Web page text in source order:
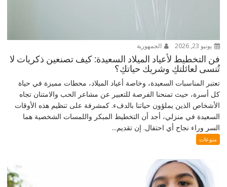
يونيو 23, 2026 الجمهورية
فن التخطيط لأعياد الميلاد السعيدة: كيف تصنعين ذكريات لا
تُنسى لعائلتكِ وشريك حياتكِ؟
تعتبر المناسبات السعيدة، وخاصة أعياد الميلاد، محطات مميزة في حياة
كل أسرة، حيث تمنحنا الفرصة للتعبير عن مشاعر الحب والامتنان تجاه
الأشخاص الذين يملؤون حياتنا بالدفء. كمشرفة على تنظيم هذه الأوقات
السعيدة في منزلي، أجد أن التخطيط المبكر واللمسات الشخصية هما
السر وراء نجاح أي احتفال. إن تقديم...
منوعات